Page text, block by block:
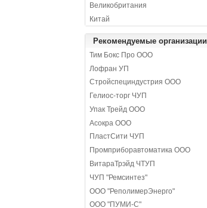
Великобритания
Китай
Рекомендуемые организации
Тим Бокс Про ООО
Лофран УП
Стройспециндустрия ООО
Гелиос-торг ЧУП
Упак Трейд ООО
Асокра ООО
ПластСити ЧУП
Промприборавтоматика ООО
ВитараТрэйд ЧТУП
ЧУП "Ремсинтез"
ООО "РеполимерЭнерго"
ООО "ПУМИ-С"